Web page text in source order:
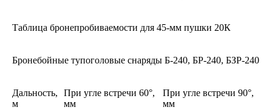
Таблица бронепробиваемости для 45-мм пушки 20К
Бронебойные тупоголовые снаряды Б-240, БР-240, БЗР-240
Дальность,
м
При угле встречи 60°,
мм
При угле встречи 90°,
мм